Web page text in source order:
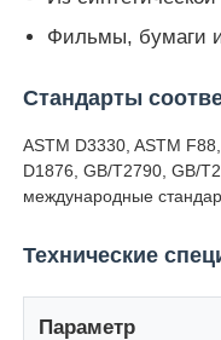
Оборудование
Регулятор
Фильмы, бумаги
Стандарты
ASTM D3330, ASTM
D1876, GB/T2790, GB/
международные
Технические
Параметр